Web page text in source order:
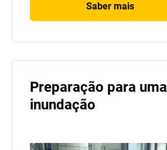
Saber mais
Preparação para uma
inundação